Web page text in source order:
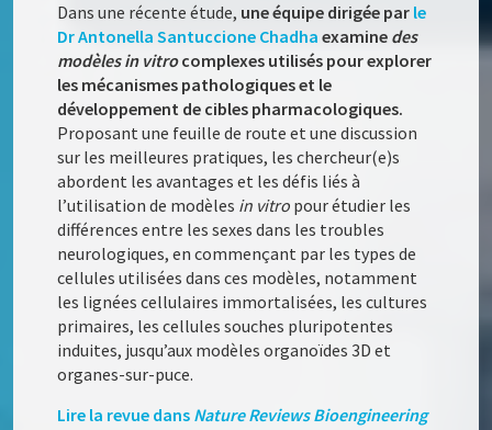
Dans une récente étude, une équipe dirigée par le
Dr Antonella Santuccione Chadha examine des
modèles in vitrocomplexes utilisés pour explorer
les mécanismes pathologiques et le
développement de cibles pharmacologiques.
Proposant une feuille de route et une discussion
sur les meilleures pratiques, les chercheur(e)s
abordent les avantages et les défis liés à
l’utilisation de modèles in vitro pour étudier les
différences entre les sexes dans les troubles
neurologiques, en commençant par les types de
cellules utilisées dans ces modèles, notamment
les lignées cellulaires immortalisées, les cultures
primaires, les cellules souches pluripotentes
induites, jusqu’aux modèles organoïdes 3D et
organes-sur-puce.
Lire la revue dans Nature Reviews Bioengineering